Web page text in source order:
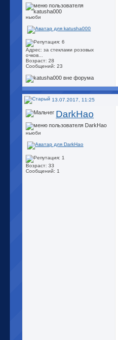
ньюби
Адрес: за стеклами розовых
очков...
Возраст: 28
Сообщений: 23
13.07.2017, 11:25
DarkHao
ньюби
Возраст: 33
Сообщений: 1